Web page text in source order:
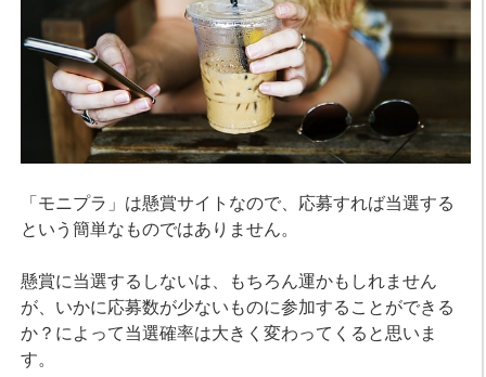
「モニプラ」は懸賞サイトなので、応募すれば当選する
という簡単なものではありません。
懸賞に当選するしないは、もちろん運かもしれません
が、いかに応募数が少ないものに参加することができる
か？によって当選確率は大きく変わってくると思いま
す。